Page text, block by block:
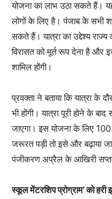
योजना का लाभ उठा सकते हैं।
लोगों के लिए है। पंजाब के सभी
सकते हैं। यात्रा का उद्देश्य
विरासत को मूर्त रूप देना है और
शामिल होंगी।
प्रवक्ता ने बताया कि यात्रा के
भी होंगी। यात्रा पूरी होने के
जाएगा। इस योजना के लिए
जरूरत पड़ी तो इसे और बढ़ाया
पंजीकरण अप्रैल के आखिरी
स्कूल मेंटरशिप प्रोग्राम’ को हरी